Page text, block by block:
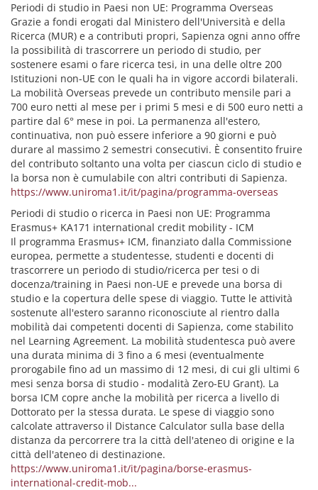
Periodi di studio in Paesi non UE: Programma Overseas
Grazie a fondi erogati dal Ministero dell'Università e della
Ricerca (MUR) e a contributi propri, Sapienza ogni anno offre
la possibilità di trascorrere un periodo di studio, per
sostenere esami o fare ricerca tesi, in una delle oltre 200
Istituzioni non-UE con le quali ha in vigore accordi bilaterali.
La mobilità Overseas prevede un contributo mensile pari a
700 euro netti al mese per i primi 5 mesi e di 500 euro netti a
partire dal 6° mese in poi. La permanenza all'estero,
continuativa, non può essere inferiore a 90 giorni e può
durare al massimo 2 semestri consecutivi. È consentito fruire
del contributo soltanto una volta per ciascun ciclo di studio e
la borsa non è cumulabile con altri contributi di Sapienza.
https://www.uniroma1.it/it/pagina/programma-overseas
Periodi di studio o ricerca in Paesi non UE: Programma
Erasmus+ KA171 international credit mobility - ICM
Il programma Erasmus+ ICM, finanziato dalla Commissione
europea, permette a studentesse, studenti e docenti di
trascorrere un periodo di studio/ricerca per tesi o di
docenza/training in Paesi non-UE e prevede una borsa di
studio e la copertura delle spese di viaggio. Tutte le attività
sostenute all'estero saranno riconosciute al rientro dalla
mobilità dai competenti docenti di Sapienza, come stabilito
nel Learning Agreement. La mobilità studentesca può avere
una durata minima di 3 fino a 6 mesi (eventualmente
prorogabile fino ad un massimo di 12 mesi, di cui gli ultimi 6
mesi senza borsa di studio - modalità Zero-EU Grant). La
borsa ICM copre anche la mobilità per ricerca a livello di
Dottorato per la stessa durata. Le spese di viaggio sono
calcolate attraverso il Distance Calculator sulla base della
distanza da percorrere tra la città dell'ateneo di origine e la
città dell'ateneo di destinazione.
https://www.uniroma1.it/it/pagina/borse-erasmus-
international-credit-mob...